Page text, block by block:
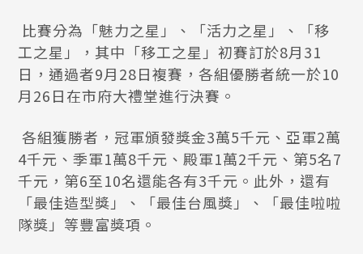
比賽分為「魅力之星」、「活力之星」、「移
工之星」，其中「移工之星」初賽訂於8月31
日，通過者9月28日複賽，各組優勝者統一於10
月26日在市府大禮堂進行決賽。
各組獲勝者，冠軍頒發獎金3萬5千元、亞軍2萬
4千元、季軍1萬8千元、殿軍1萬2千元、第5名7
千元，第6至10名還能各有3千元。此外，還有
「最佳造型獎」、「最佳台風獎」、「最佳啦啦
隊獎」等豐富獎項。